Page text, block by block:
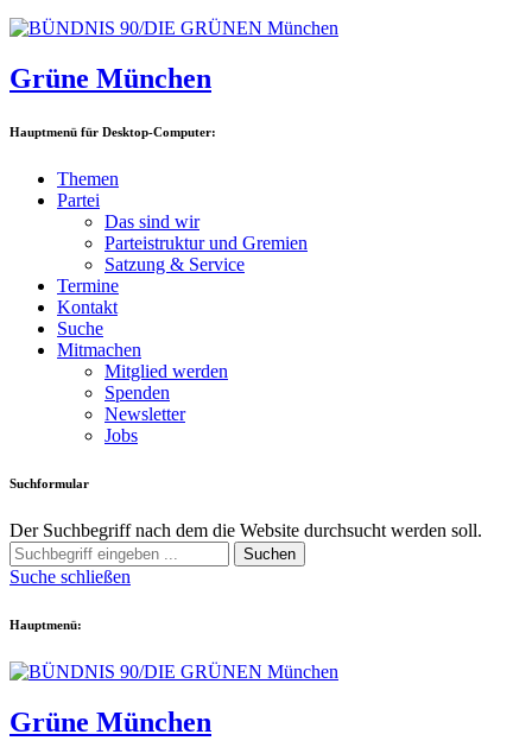
Grüne München
Hauptmenü für Desktop-Computer:
Themen
Partei
Das sind wir
Parteistruktur und Gremien
Satzung & Service
Termine
Kontakt
Suche
Mitmachen
Mitglied werden
Spenden
Newsletter
Jobs
Suchformular
Der Suchbegriff nach dem die Website durchsucht werden soll.
Suchen
Suche schließen
Hauptmenü:
Grüne München